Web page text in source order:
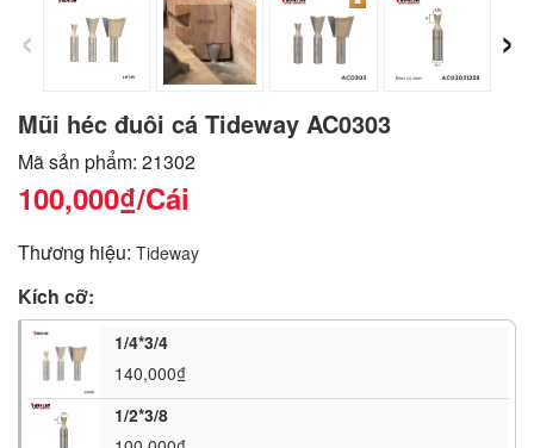
‹ ›
Mũi héc đuôi cá Tideway AC0303
Mã sản phẩm: 21302
100,000₫/Cái
Thương hiệu: Tideway
Kích cỡ:
1/4*3/4
140,000₫
1/2*3/8